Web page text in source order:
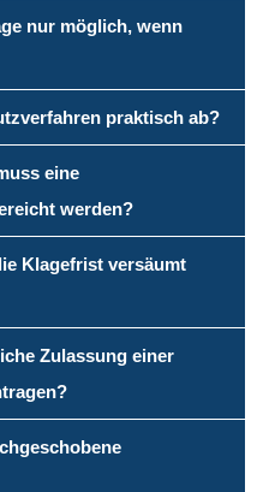
nur möglich, wenn
praktisch ab?
eine
werden?
Klagefrist versäumt
Zulassung einer